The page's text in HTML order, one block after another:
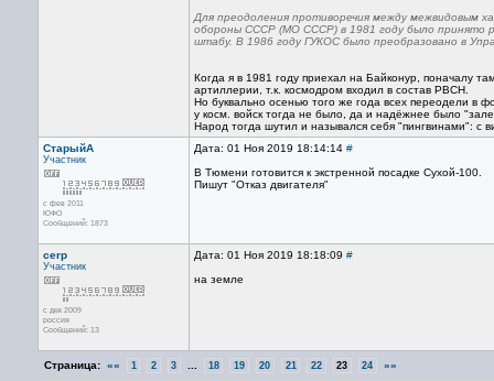
Для преодоления противоречия между межвидовым
обороны СССР (МО СССР) в 1981 году было принято
штабу. В 1986 году ГУКОС было преобразовано в
Когда я в 1981 году приехал на Байконур, поначалу
артиллерии, т.к. космодром входил в состав РВСН.
Но буквально осенью того же года всех переодели в
у косм. войск тогда не было, да и надёжнее было
Народ тогда шутил и назывался себя "пингвинами": с
СтарыйА
Участник
с фев 2011
ЮФО
Сообщений: 1873
Дата: 01 Ноя 2019 18:14:14 #
В Тюмени готовится к экстренной посадке Сухой-100.
Пишут "Отказ двигателя"
cerp
Участник
с дек 2009
россия
Сообщений: 13
Дата: 01 Ноя 2019 18:18:09 #
на земле
Страница: «« 1 2 3 18 19 20 21 22 23 24 »»